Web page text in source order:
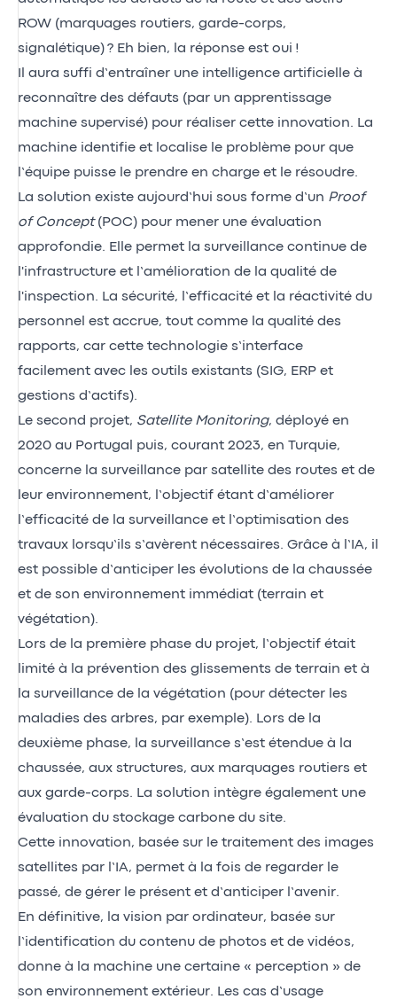
ROW (marquages routiers, garde-corps,
signalétique) ? Eh bien, la réponse est oui !
Il aura suffi d’entraîner une intelligence artificielle à
reconnaître des défauts (par un apprentissage
machine supervisé) pour réaliser cette innovation. La
machine identifie et localise le problème pour que
l’équipe puisse le prendre en charge et le résoudre.
La solution existe aujourd’hui sous forme d’un Proof
of Concept(POC) pour mener une évaluation
approfondie. Elle permet la surveillance continue de
l'infrastructure et l’amélioration de la qualité de
l'inspection. La sécurité, l’efficacité et la réactivité du
personnel est accrue, tout comme la qualité des
rapports, car cette technologie s’interface
facilement avec les outils existants (SIG, ERP et
gestions d’actifs).
Le second projet, Satellite Monitoring, déployé en
2020 au Portugal puis, courant 2023, en Turquie,
concerne la surveillance par satellite des routes et de
leur environnement, l’objectif étant d’améliorer
l’efficacité de la surveillance et l’optimisation des
travaux lorsqu’ils s’avèrent nécessaires. Grâce à l’IA, il
est possible d’anticiper les évolutions de la chaussée
et de son environnement immédiat (terrain et
végétation).
Lors de la première phase du projet, l’objectif était
limité à la prévention des glissements de terrain et à
la surveillance de la végétation (pour détecter les
maladies des arbres, par exemple). Lors de la
deuxième phase, la surveillance s’est étendue à la
chaussée, aux structures, aux marquages routiers et
aux garde-corps. La solution intègre également une
évaluation du stockage carbone du site.
Cette innovation, basée sur le traitement des images
satellites par l’IA, permet à la fois de regarder le
passé, de gérer le présent et d’anticiper l’avenir.
En définitive, la vision par ordinateur, basée sur
l’identification du contenu de photos et de vidéos,
donne à la machine une certaine « perception » de
son environnement extérieur. Les cas d’usage